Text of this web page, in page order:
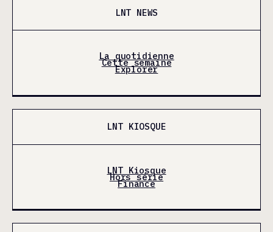
LNT NEWS
La quotidienne
Cette semaine
Explorer
LNT KIOSQUE
LNT Kiosque
Hors série
Finance